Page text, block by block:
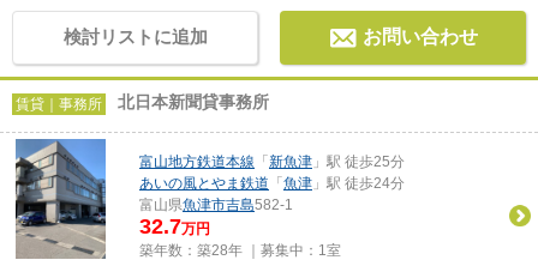
検討リストに追加 お問い合わせ
賃貸｜事務所 北日本新聞貸事務所
富山地方鉄道本線 「 新魚津 」駅 徒歩25分
あいの風とやま鉄道 「 魚津 」駅 徒歩24分
富山県魚津市吉島582-1
32.7万円
築年数：築28年 ｜募集中： 1室